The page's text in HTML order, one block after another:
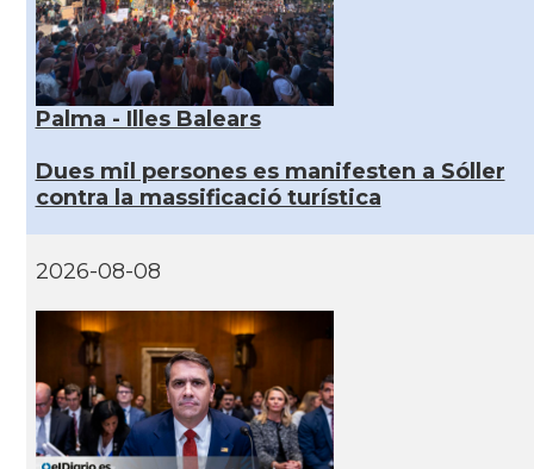
Palma - Illes Balears
Dues mil persones es manifesten a Sóller
contra la massificació turística
2026-08-08